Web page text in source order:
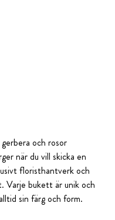
och rosor
när du vill skicka en
floristhantverk och
Varje bukett är unik och
sin färg och form.